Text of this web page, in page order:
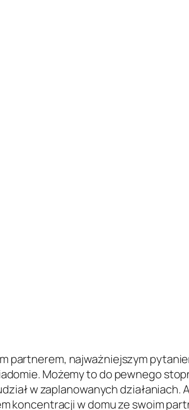
partnerem, najważniejszym
Możemy to do pewnego
w zaplanowanych działaniach.
koncentracji w domu ze swoim